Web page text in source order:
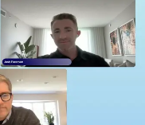
du North.